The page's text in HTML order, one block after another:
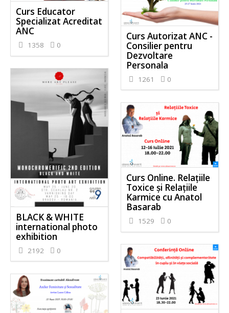
Curs Educator
Specializat Acreditat
ANC
1358 0
Curs Autorizat ANC -
Consilier pentru
Dezvoltare
Personala
1261 0
BLACK & WHITE
international photo
exhibition
2192 0
Curs Online. Relațiile
Toxice și Relațiile
Karmice cu Anatol
Basarab
1529 0